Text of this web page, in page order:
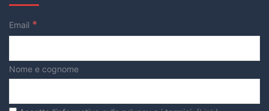
Email *
Nome e cognome